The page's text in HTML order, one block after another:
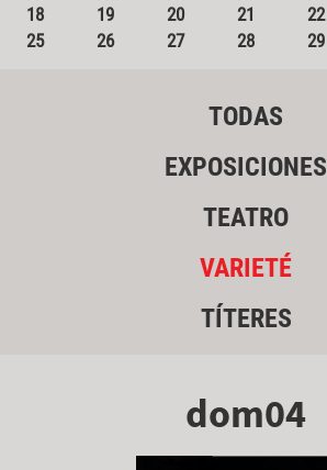
18
19 20 21 22
25
26 27 28 29
TODAS
EXPOSICIONES
TEATRO
VARIETÉ
TÍTERES
dom04